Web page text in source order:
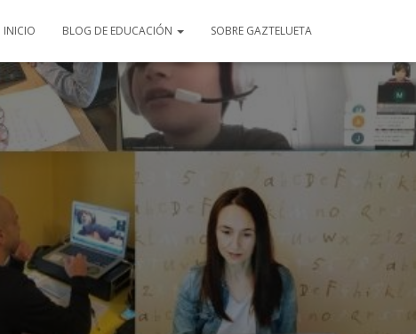
INICIO BLOG DE EDUCACIÓN SOBRE GAZTELUETA